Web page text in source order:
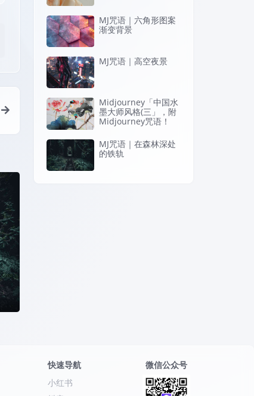
MJ咒语｜六角形图案
渐变背景
MJ咒语｜高空夜景
Midjourney「中国水
墨大师风格(三」，附
Midjourney咒语！
MJ咒语｜在森林深处
的铁轨
快速导航
小红书
微信公众号